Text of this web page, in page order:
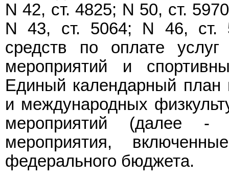
N 42, ст. 4825; N 50, ст.
N 43, ст. 5064; N 46, ст.
средств по оплате
мероприятий и
Единый календарный план
и международных
мероприятий (далее -
мероприятия,
федерального бюджета.